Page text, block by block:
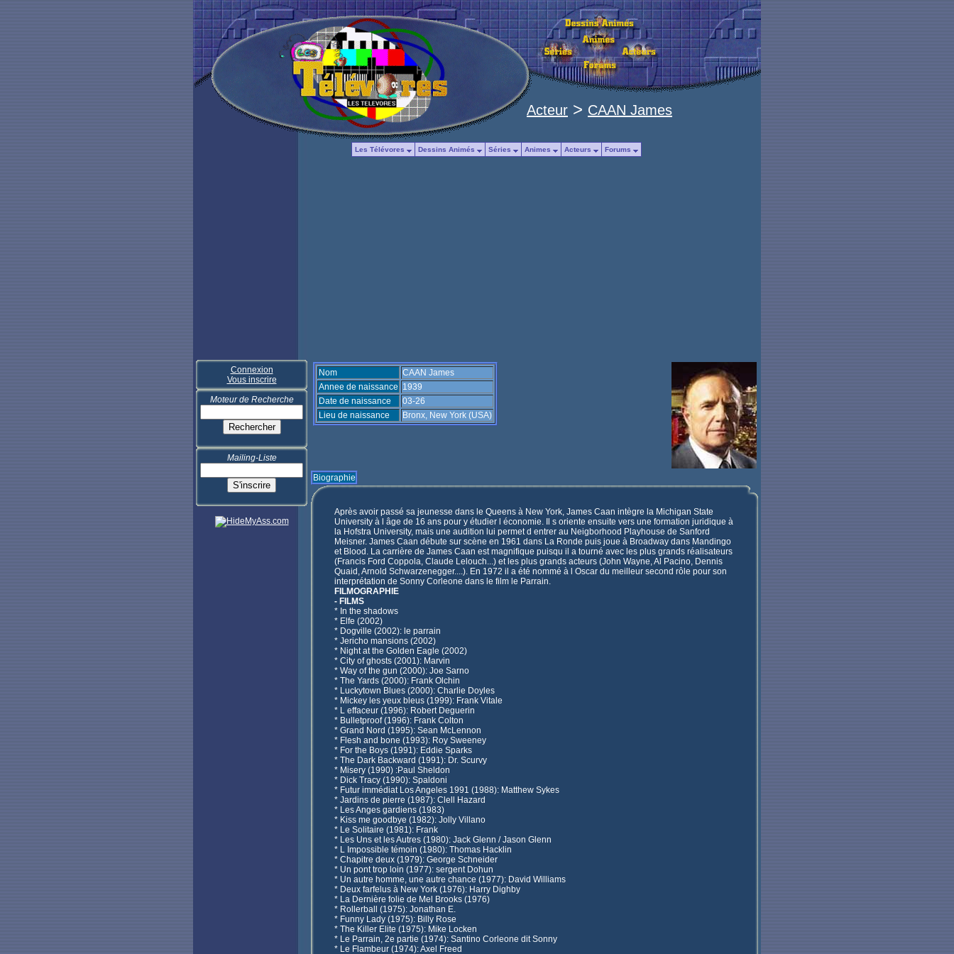
Les Télévores Dessins Animés Séries Animes Acteurs Forums
Acteur > CAAN James
Connexion
Vous inscrire
Moteur de Recherche
Mailing-Liste
Nom
CAAN James
Annee de naissance 1939
Date de naissance
03-26
Lieu de naissance
Bronx, New York (USA)
Biographie
Après avoir passé sa jeunesse dans le Queens à New York, James Caan intègre la Michigan State
University à l âge de 16 ans pour y étudier l économie. Il s oriente ensuite vers une formation juridique à
la Hofstra University, mais une audition lui permet d entrer au Neigborhood Playhouse de Sanford
Meisner. James Caan débute sur scène en 1961 dans La Ronde puis joue à Broadway dans Mandingo
et Blood. La carrière de James Caan est magnifique puisqu il a tourné avec les plus grands réalisateurs
(Francis Ford Coppola, Claude Lelouch...) et les plus grands acteurs (John Wayne, Al Pacino, Dennis
Quaid, Arnold Schwarzenegger....). En 1972 il a été nommé à l Oscar du meilleur second rôle pour son
interprétation de Sonny Corleone dans le film le Parrain.
FILMOGRAPHIE
- FILMS
* In the shadows
* Elfe (2002)
* Dogville (2002): le parrain
* Jericho mansions (2002)
* Night at the Golden Eagle (2002)
* City of ghosts (2001): Marvin
* Way of the gun (2000): Joe Sarno
* The Yards (2000): Frank Olchin
* Luckytown Blues (2000): Charlie Doyles
* Mickey les yeux bleus (1999): Frank Vitale
* L effaceur (1996): Robert Deguerin
* Bulletproof (1996): Frank Colton
* Grand Nord (1995): Sean McLennon
* Flesh and bone (1993): Roy Sweeney
* For the Boys (1991): Eddie Sparks
* The Dark Backward (1991): Dr. Scurvy
* Misery (1990) :Paul Sheldon
* Dick Tracy (1990): Spaldoni
* Futur immédiat Los Angeles 1991 (1988): Matthew Sykes
* Jardins de pierre (1987): Clell Hazard
* Les Anges gardiens (1983)
* Kiss me goodbye (1982): Jolly Villano
* Le Solitaire (1981): Frank
* Les Uns et les Autres (1980): Jack Glenn / Jason Glenn
* L Impossible témoin (1980): Thomas Hacklin
* Chapitre deux (1979): George Schneider
* Un pont trop loin (1977): sergent Dohun
* Un autre homme, une autre chance (1977): David Williams
* Deux farfelus à New York (1976): Harry Dighby
* La Dernière folie de Mel Brooks (1976)
* Rollerball (1975): Jonathan E.
* Funny Lady (1975): Billy Rose
* The Killer Elite (1975): Mike Locken
* Le Parrain, 2e partie (1974): Santino Corleone dit Sonny
* Le Flambeur (1974): Axel Freed